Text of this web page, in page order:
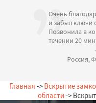
Очень
и забыл ключи
Позвонила в
течении 20
Россия,
Главная -> Вскрытие
области->